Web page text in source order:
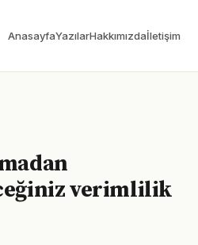
AnasayfaYazılarHakkımızdaİletişim
verimlilik